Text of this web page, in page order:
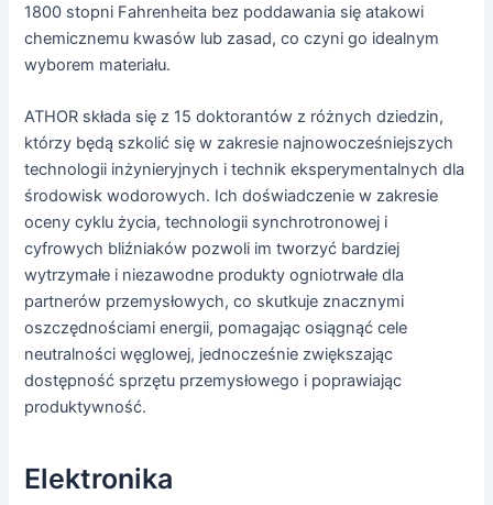
1800 stopni Fahrenheita bez poddawania się atakowi
chemicznemu kwasów lub zasad, co czyni go idealnym
wyborem materiału.
ATHOR składa się z 15 doktorantów z różnych dziedzin,
którzy będą szkolić się w zakresie najnowocześniejszych
technologii inżynieryjnych i technik eksperymentalnych dla
środowisk wodorowych. Ich doświadczenie w zakresie
oceny cyklu życia, technologii synchrotronowej i
cyfrowych bliźniaków pozwoli im tworzyć bardziej
wytrzymałe i niezawodne produkty ogniotrwałe dla
partnerów przemysłowych, co skutkuje znacznymi
oszczędnościami energii, pomagając osiągnąć cele
neutralności węglowej, jednocześnie zwiększając
dostępność sprzętu przemysłowego i poprawiając
produktywność.
Elektronika